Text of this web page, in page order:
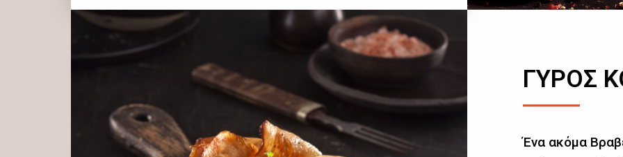
ΓΥΡΟΣ
Ένα ακόμα